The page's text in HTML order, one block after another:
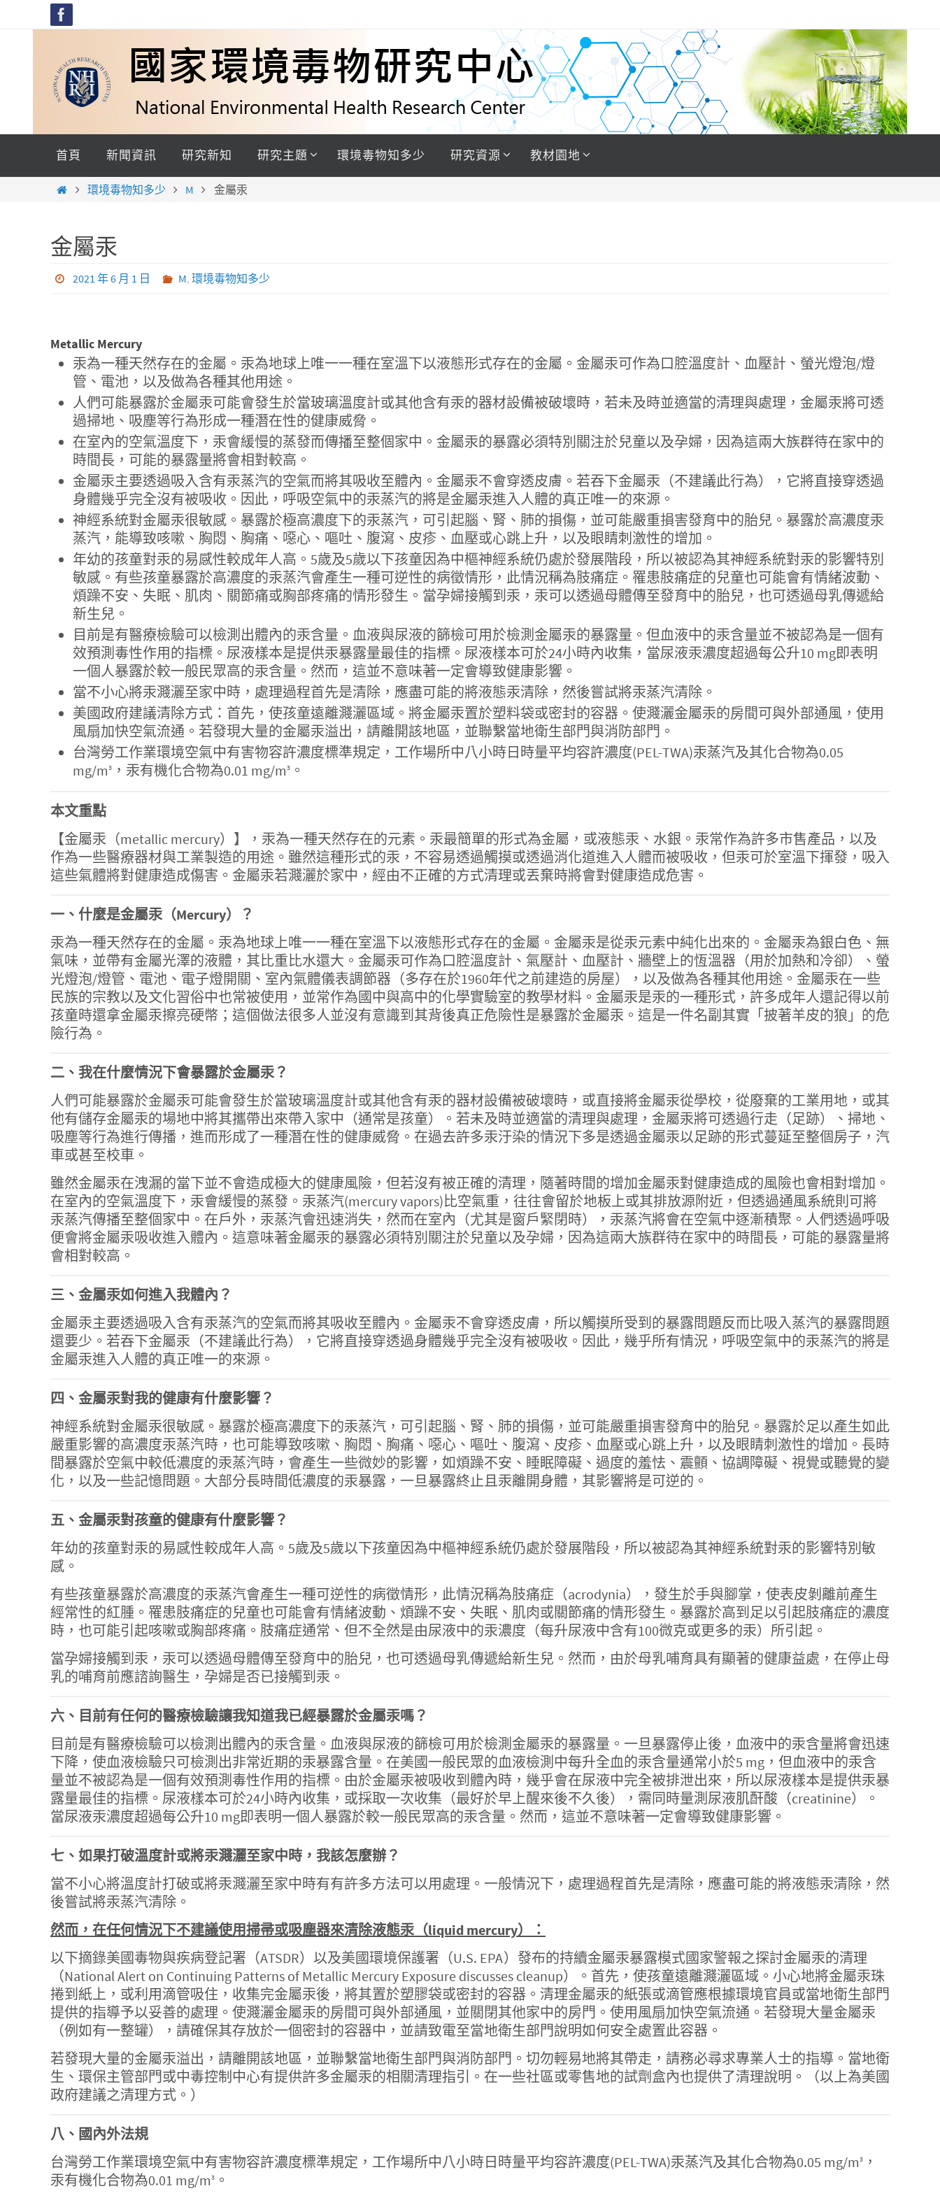
content
首頁 新聞資訊 研究新知 研究主題 環境毒物知多少 研究資源 教材園地
Home環境毒物知多少 M 金屬汞
金屬汞
2021 年 6 月 1 日 M, 環境毒物知多少
Metallic Mercury
汞為一種天然存在的金屬。汞為地球上唯一一種在室溫下以液態形式存在的金屬。金屬汞可作為口腔溫度計、血壓計、螢光燈泡/燈
管、電池，以及做為各種其他用途。
人們可能暴露於金屬汞可能會發生於當玻璃溫度計或其他含有汞的器材設備被破壞時，若未及時並適當的清理與處理，金屬汞將可透
過掃地、吸塵等行為形成一種潛在性的健康威脅。
在室內的空氣溫度下，汞會緩慢的蒸發而傳播至整個家中。金屬汞的暴露必須特別關注於兒童以及孕婦，因為這兩大族群待在家中的
時間長，可能的暴露量將會相對較高。
金屬汞主要透過吸入含有汞蒸汽的空氣而將其吸收至體內。金屬汞不會穿透皮膚。若吞下金屬汞（不建議此行為），它將直接穿透過
身體幾乎完全沒有被吸收。因此，呼吸空氣中的汞蒸汽的將是金屬汞進入人體的真正唯一的來源。
神經系統對金屬汞很敏感。暴露於極高濃度下的汞蒸汽，可引起腦、腎、肺的損傷，並可能嚴重損害發育中的胎兒。暴露於高濃度汞
蒸汽，能導致咳嗽、胸悶、胸痛、噁心、嘔吐、腹瀉、皮疹、血壓或心跳上升，以及眼睛刺激性的增加。
年幼的孩童對汞的易感性較成年人高。5歲及5歲以下孩童因為中樞神經系統仍處於發展階段，所以被認為其神經系統對汞的影響特別
敏感。有些孩童暴露於高濃度的汞蒸汽會產生一種可逆性的病徵情形，此情況稱為肢痛症。罹患肢痛症的兒童也可能會有情緒波動、
煩躁不安、失眠、肌肉、關節痛或胸部疼痛的情形發生。當孕婦接觸到汞，汞可以透過母體傳至發育中的胎兒，也可透過母乳傳遞給
新生兒。
目前是有醫療檢驗可以檢測出體內的汞含量。血液與尿液的篩檢可用於檢測金屬汞的暴露量。但血液中的汞含量並不被認為是一個有
效預測毒性作用的指標。尿液樣本是提供汞暴露量最佳的指標。尿液樣本可於24小時內收集，當尿液汞濃度超過每公升10 mg即表明
一個人暴露於較一般民眾高的汞含量。然而，這並不意味著一定會導致健康影響。
當不小心將汞濺灑至家中時，處理過程首先是清除，應盡可能的將液態汞清除，然後嘗試將汞蒸汽清除。
美國政府建議清除方式：首先，使孩童遠離濺灑區域。將金屬汞置於塑料袋或密封的容器。使濺灑金屬汞的房間可與外部通風，使用
風扇加快空氣流通。若發現大量的金屬汞溢出，請離開該地區，並聯繫當地衛生部門與消防部門。
台灣勞工作業環境空氣中有害物容許濃度標準規定，工作場所中八小時日時量平均容許濃度(PEL-TWA)汞蒸汽及其化合物為0.05
mg/m3 ，汞有機化合物為0.01 mg/m3 。
本文重點
【金屬汞（metallic mercury）】，汞為一種天然存在的元素。汞最簡單的形式為金屬，或液態汞、水銀。汞常作為許多市售產品，以及
作為一些醫療器材與工業製造的用途。雖然這種形式的汞，不容易透過觸摸或透過消化道進入人體而被吸收，但汞可於室溫下揮發，吸入
這些氣體將對健康造成傷害。金屬汞若濺灑於家中，經由不正確的方式清理或丟棄時將會對健康造成危害。
一、什麼是金屬汞（Mercury）？
汞為一種天然存在的金屬。汞為地球上唯一一種在室溫下以液態形式存在的金屬。金屬汞是從汞元素中純化出來的。金屬汞為銀白色、無
氣味，並帶有金屬光澤的液體，其比重比水還大。金屬汞可作為口腔溫度計、氣壓計、血壓計、牆壁上的恆溫器（用於加熱和冷卻）、螢
光燈泡/燈管、電池、電子燈開關、室內氣體儀表調節器（多存在於1960年代之前建造的房屋），以及做為各種其他用途。金屬汞在一些
民族的宗教以及文化習俗中也常被使用，並常作為國中與高中的化學實驗室的教學材料。金屬汞是汞的一種形式，許多成年人還記得以前
孩童時還拿金屬汞擦亮硬幣；這個做法很多人並沒有意識到其背後真正危險性是暴露於金屬汞。這是一件名副其實「披著羊皮的狼」的危
險行為。
二、我在什麼情況下會暴露於金屬汞？
人們可能暴露於金屬汞可能會發生於當玻璃溫度計或其他含有汞的器材設備被破壞時，或直接將金屬汞從學校，從廢棄的工業用地，或其
他有儲存金屬汞的場地中將其攜帶出來帶入家中（通常是孩童）。若未及時並適當的清理與處理，金屬汞將可透過行走（足跡）、掃地、
吸塵等行為進行傳播，進而形成了一種潛在性的健康威脅。在過去許多汞汙染的情況下多是透過金屬汞以足跡的形式蔓延至整個房子，汽
車或甚至校車。
雖然金屬汞在洩漏的當下並不會造成極大的健康風險，但若沒有被正確的清理，隨著時間的增加金屬汞對健康造成的風險也會相對增加。
在室內的空氣溫度下，汞會緩慢的蒸發。汞蒸汽(mercury vapors)比空氣重，往往會留於地板上或其排放源附近，但透過通風系統則可將
汞蒸汽傳播至整個家中。在戶外，汞蒸汽會迅速消失，然而在室內（尤其是窗戶緊閉時），汞蒸汽將會在空氣中逐漸積聚。人們透過呼吸
便會將金屬汞吸收進入體內。這意味著金屬汞的暴露必須特別關注於兒童以及孕婦，因為這兩大族群待在家中的時間長，可能的暴露量將
會相對較高。
三、金屬汞如何進入我體內？
金屬汞主要透過吸入含有汞蒸汽的空氣而將其吸收至體內。金屬汞不會穿透皮膚，所以觸摸所受到的暴露問題反而比吸入蒸汽的暴露問題
還要少。若吞下金屬汞（不建議此行為），它將直接穿透過身體幾乎完全沒有被吸收。因此，幾乎所有情況，呼吸空氣中的汞蒸汽的將是
金屬汞進入人體的真正唯一的來源。
四、金屬汞對我的健康有什麼影響？
神經系統對金屬汞很敏感。暴露於極高濃度下的汞蒸汽，可引起腦、腎、肺的損傷，並可能嚴重損害發育中的胎兒。暴露於足以產生如此
嚴重影響的高濃度汞蒸汽時，也可能導致咳嗽、胸悶、胸痛、噁心、嘔吐、腹瀉、皮疹、血壓或心跳上升，以及眼睛刺激性的增加。長時
間暴露於空氣中較低濃度的汞蒸汽時，會產生一些微妙的影響，如煩躁不安、睡眠障礙、過度的羞怯、震顫、協調障礙、視覺或聽覺的變
化，以及一些記憶問題。大部分長時間低濃度的汞暴露，一旦暴露終止且汞離開身體，其影響將是可逆的。
五、金屬汞對孩童的健康有什麼影響？
年幼的孩童對汞的易感性較成年人高。5歲及5歲以下孩童因為中樞神經系統仍處於發展階段，所以被認為其神經系統對汞的影響特別敏
感。
有些孩童暴露於高濃度的汞蒸汽會產生一種可逆性的病徵情形，此情況稱為肢痛症（acrodynia），發生於手與腳掌，使表皮剝離前產生
經常性的紅腫。罹患肢痛症的兒童也可能會有情緒波動、煩躁不安、失眠、肌肉或關節痛的情形發生。暴露於高到足以引起肢痛症的濃度
時，也可能引起咳嗽或胸部疼痛。肢痛症通常、但不全然是由尿液中的汞濃度（每升尿液中含有100微克或更多的汞）所引起。
當孕婦接觸到汞，汞可以透過母體傳至發育中的胎兒，也可透過母乳傳遞給新生兒。然而，由於母乳哺育具有顯著的健康益處，在停止母
乳的哺育前應諮詢醫生，孕婦是否已接觸到汞。
六、目前有任何的醫療檢驗讓我知道我已經暴露於金屬汞嗎？
目前是有醫療檢驗可以檢測出體內的汞含量。血液與尿液的篩檢可用於檢測金屬汞的暴露量。一旦暴露停止後，血液中的汞含量將會迅速
下降，使血液檢驗只可檢測出非常近期的汞暴露含量。在美國一般民眾的血液檢測中每升全血的汞含量通常小於5 mg，但血液中的汞含
量並不被認為是一個有效預測毒性作用的指標。由於金屬汞被吸收到體內時，幾乎會在尿液中完全被排泄出來，所以尿液樣本是提供汞暴
露量最佳的指標。尿液樣本可於24小時內收集，或採取一次收集（最好於早上醒來後不久後），需同時量測尿液肌酐酸（creatinine）。
當尿液汞濃度超過每公升10 mg即表明一個人暴露於較一般民眾高的汞含量。然而，這並不意味著一定會導致健康影響。
七、如果打破溫度計或將汞濺灑至家中時，我該怎麼辦？
當不小心將溫度計打破或將汞濺灑至家中時有有許多方法可以用處理。一般情況下，處理過程首先是清除，應盡可能的將液態汞清除，然
後嘗試將汞蒸汽清除。
然而，在任何情況下不建議使用掃帚或吸塵器來清除液態汞（liquid mercury）：
以下摘錄美國毒物與疾病登記署（ATSDR）以及美國環境保護署（U.S. EPA）發布的持續金屬汞暴露模式國家警報之探討金屬汞的清理
（National Alert on Continuing Patterns of Metallic Mercury Exposure discusses cleanup）。首先，使孩童遠離濺灑區域。小心地將金屬汞珠
捲到紙上，或利用滴管吸住，收集完金屬汞後，將其置於塑膠袋或密封的容器。清理金屬汞的紙張或滴管應根據環境官員或當地衛生部門
提供的指導予以妥善的處理。使濺灑金屬汞的房間可與外部通風，並關閉其他家中的房門。使用風扇加快空氣流通。若發現大量金屬汞
（例如有一整罐），請確保其存放於一個密封的容器中，並請致電至當地衛生部門說明如何安全處置此容器。
若發現大量的金屬汞溢出，請離開該地區，並聯繫當地衛生部門與消防部門。切勿輕易地將其帶走，請務必尋求專業人士的指導。當地衛
生、環保主管部門或中毒控制中心有提供許多金屬汞的相關清理指引。在一些社區或零售地的試劑盒內也提供了清理說明。（以上為美國
政府建議之清理方式。）
八、國內外法規
台灣勞工作業環境空氣中有害物容許濃度標準規定，工作場所中八小時日時量平均容許濃度(PEL-TWA)汞蒸汽及其化合物為0.05 mg/m3
，
汞有機化合物為0.01 mg/m3 。